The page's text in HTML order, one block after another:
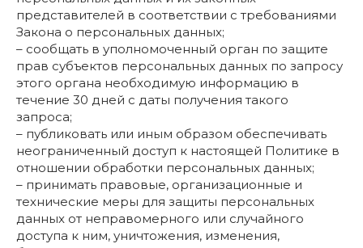
представителей в соответствии с требованиями
Закона о персональных данных;
– сообщать в уполномоченный орган по защите
прав субъектов персональных данных по запросу
этого органа необходимую информацию в
течение 30 дней с даты получения такого
запроса;
– публиковать или иным образом обеспечивать
неограниченный доступ к настоящей Политике в
отношении обработки персональных данных;
– принимать правовые, организационные и
технические меры для защиты персональных
данных от неправомерного или случайного
доступа к ним, уничтожения, изменения,